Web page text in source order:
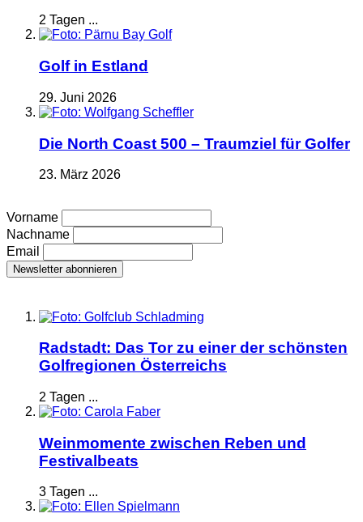
2 Tagen ...
Golf in Estland
29. Juni 2026
Die North Coast 500 – Traumziel für Golfer
23. März 2026
Vorname
Nachname
Email
Radstadt: Das Tor zu einer der schönsten
Golfregionen Österreichs
2 Tagen ...
Weinmomente zwischen Reben und
Festivalbeats
3 Tagen ...